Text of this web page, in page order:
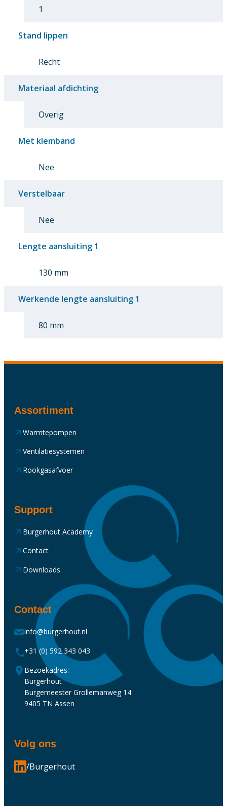
1
Stand lippen
Recht
Materiaal afdichting
Overig
Met klemband
Nee
Verstelbaar
Nee
Lengte aansluiting 1
130 mm
Werkende lengte aansluiting 1
80 mm
Assortiment
Warmtepompen
Ventilatiesystemen
Rookgasafvoer
Support
Burgerhout Academy
Contact
Downloads
Contact
info@burgerhout.nl
+31 (0) 592 343 043
Bezoekadres:
Burgerhout
Burgemeester Grollemanweg 14
9405 TN Assen
Volg ons
/Burgerhout